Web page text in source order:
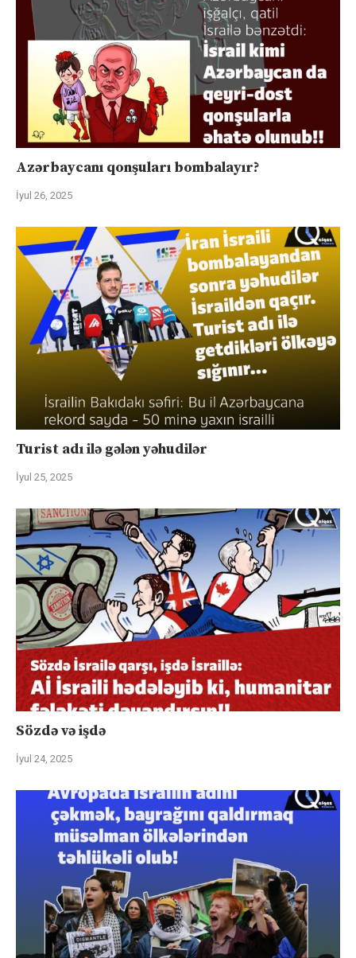
Azərbaycanı qonşuları bombalayır?
İyul 26, 2025
Turist adı ilə gələn yəhudilər
İyul 25, 2025
Sözdə və işdə
İyul 24, 2025